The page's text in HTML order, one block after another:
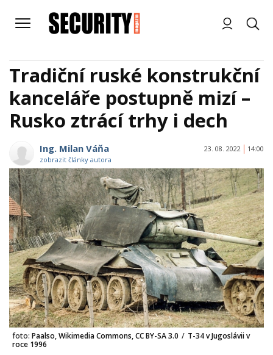
Tradiční ruské konstrukční
kanceláře postupně mizí –
Rusko ztrácí trhy i dech
Ing. Milan Váňa
zobrazit články autora
23. 08. 2022 14:00
foto: Paalso, Wikimedia Commons, CC BY-SA 3.0 / T-34 v Jugoslávii v
roce 1996